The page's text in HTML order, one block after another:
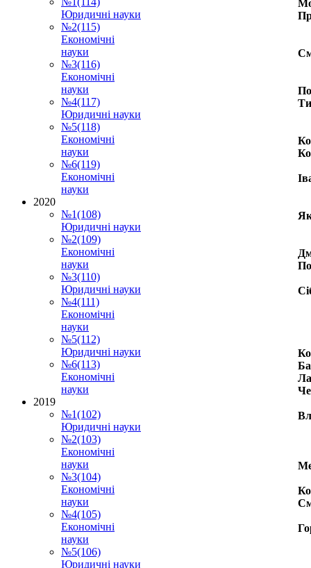
Юридичні науки
№2(115)
Економічні
науки
№3(116)
Економічні
науки
№4(117)
Юридичні науки
№5(118)
Економічні
науки
№6(119)
Економічні
науки
2020
№1(108)
Юридичні науки
№2(109)
Економічні
науки
№3(110)
Юридичні науки
№4(111)
Економічні
науки
№5(112)
Юридичні науки
№6(113)
Економічні
науки
2019
№1(102)
Юридичні науки
№2(103)
Економічні
науки
№3(104)
Економічні
науки
№4(105)
Економічні
науки
№5(106)
Юридичні науки